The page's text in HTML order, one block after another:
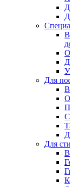
Для
Для